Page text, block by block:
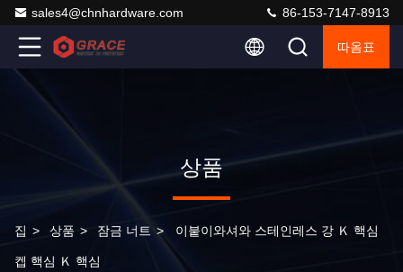
sales4@chnhardware.com 86-153-7147-8913
따옴표
상품
집 > 상품 > 잠금 너트 > 이붙이와셔와 스테인레스 강 Ｋ 핵심
켑 핵심 Ｋ 핵심